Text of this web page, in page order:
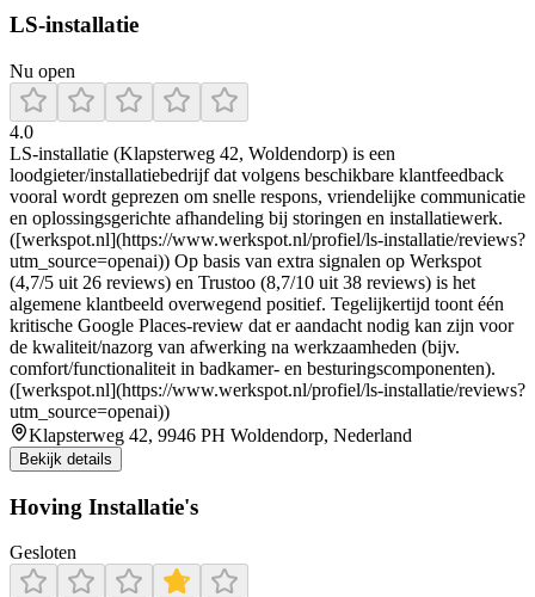
LS-installatie
Nu open
4.0
LS-installatie (Klapsterweg 42, Woldendorp) is een
loodgieter/installatiebedrijf dat volgens beschikbare klantfeedback
vooral wordt geprezen om snelle respons, vriendelijke communicatie
en oplossingsgerichte afhandeling bij storingen en installatiewerk.
([werkspot.nl](https://www.werkspot.nl/profiel/ls-installatie/reviews?
utm_source=openai)) Op basis van extra signalen op Werkspot
(4,7/5 uit 26 reviews) en Trustoo (8,7/10 uit 38 reviews) is het
algemene klantbeeld overwegend positief. Tegelijkertijd toont één
kritische Google Places-review dat er aandacht nodig kan zijn voor
de kwaliteit/nazorg van afwerking na werkzaamheden (bijv.
comfort/functionaliteit in badkamer- en besturingscomponenten).
([werkspot.nl](https://www.werkspot.nl/profiel/ls-installatie/reviews?
utm_source=openai))
Klapsterweg 42, 9946 PH Woldendorp, Nederland
Bekijk details
Hoving Installatie's
Gesloten